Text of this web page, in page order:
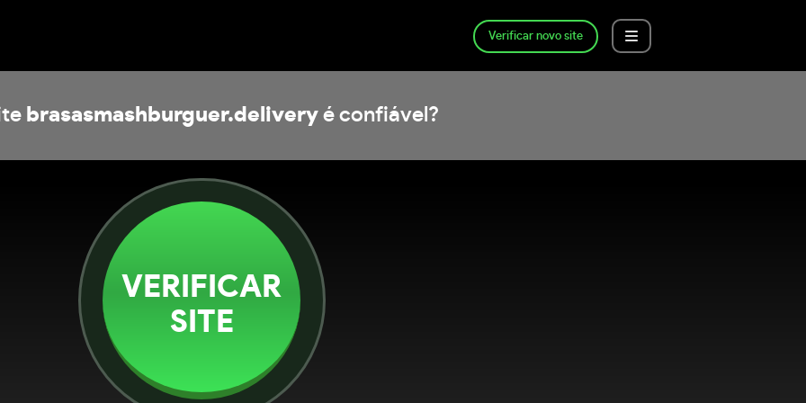
Verificar novo site
brasasmashburguer.delivery é confiável?
VERIFICAR
SITE